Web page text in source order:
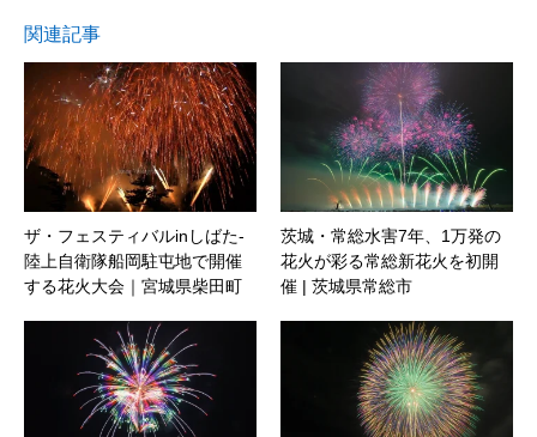
関連記事
ザ・フェスティバルinしばた-
陸上自衛隊船岡駐屯地で開催
する花火大会｜宮城県柴田町
茨城・常総水害7年、1万発の
花火が彩る常総新花火を初開
催 | 茨城県常総市